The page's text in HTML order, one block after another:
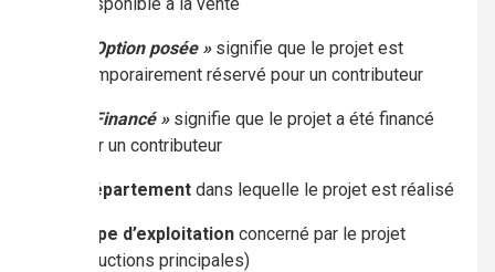
« Option posée »signifie que le projet est
temporairement réservé pour un contributeur
« Financé »signifie que le projet a été financé
par un contributeur
département dans lequelle le projet est réalisé
type d’exploitation concerné par le projet
(productions principales)